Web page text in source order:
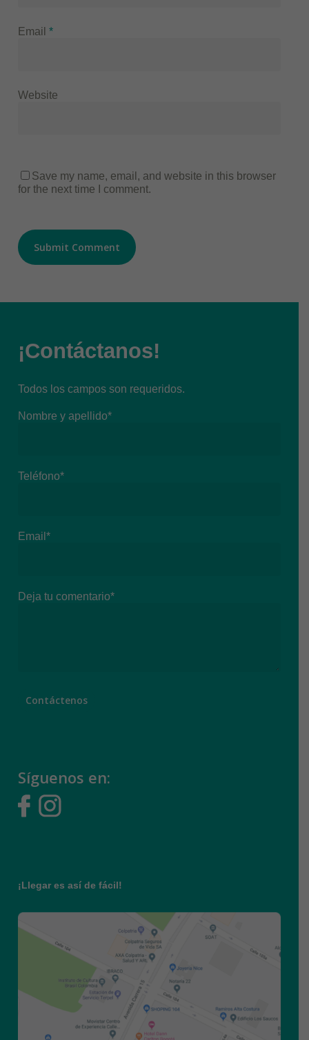
Email *
Website
Save my name, email, and website in this browser
for the next time I comment.
¡Contáctanos!
Todos los campos son requeridos.
Nombre y apellido*
Teléfono*
Email*
Deja tu comentario*
Síguenos en:
¡Llegar es así de fácil!